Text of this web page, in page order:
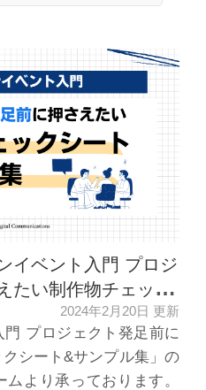
イベント入門 プロジ
たい制作物チェック
2024年2月20日 更新
門 プロジェクト発足前に
シート&サンプル集」の
より承っております。